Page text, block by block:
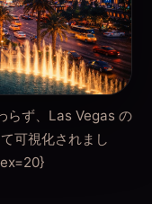
らず、Las Vegas の
可視化されまし